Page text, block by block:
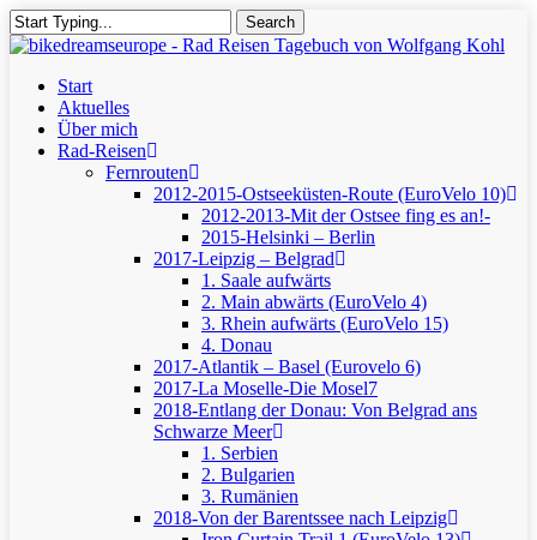
Skip
to
content
Search
Close
Menu
Start
Aktuelles
Über mich
Rad-Reisen
Fernrouten
2012-2015-Ostseeküsten-Route (EuroVelo 10)
2012-2013-Mit der Ostsee fing es an!-
2015-Helsinki – Berlin
2017-Leipzig – Belgrad
1. Saale aufwärts
2. Main abwärts (EuroVelo 4)
3. Rhein aufwärts (EuroVelo 15)
4. Donau
2017-Atlantik – Basel (Eurovelo 6)
2017-La Moselle-Die Mosel7
2018-Entlang der Donau: Von Belgrad ans
Schwarze Meer
1. Serbien
2. Bulgarien
3. Rumänien
2018-Von der Barentssee nach Leipzig